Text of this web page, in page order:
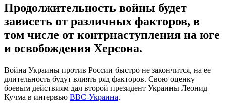
Продолжительность войны будет
зависеть от различных факторов, в
том числе от контрнаступления на юге
и освобождения Херсона.
Война Украины против России быстро не закончится, на ее
длительность будут влиять ряд факторов. Свою оценку
боевым действиям дал второй президент Украины Леонид
Кучма в интервью BBС-Украина.